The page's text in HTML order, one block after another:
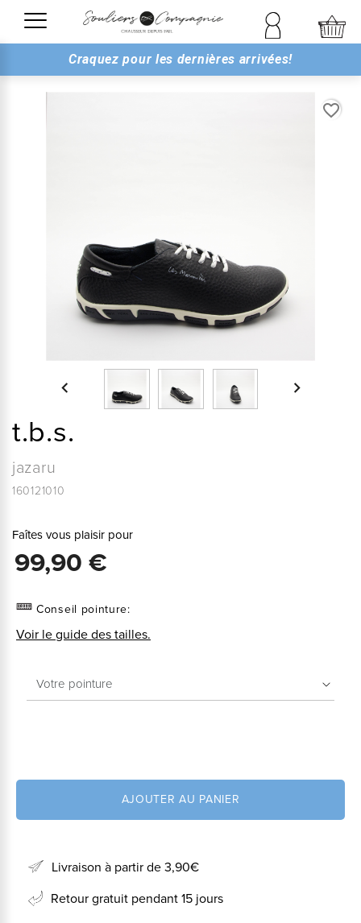
Craquez pour les dernières arrivées!
favorite_border
 
t.b.s.
jazaru
160121010
Faîtes vous plaisir pour
99,90 €
Conseil pointure:
Voir le guide des tailles.
AJOUTER AU PANIER
Livraison à partir de 3,90€
Retour gratuit pendant 15 jours